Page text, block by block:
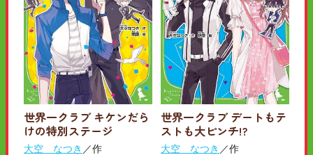
世界一クラブ キケンだら
けの特別ステージ
大空 なつき ／作
世界一クラブ デートもテ
ストも大ピンチ!?
大空 なつき ／作